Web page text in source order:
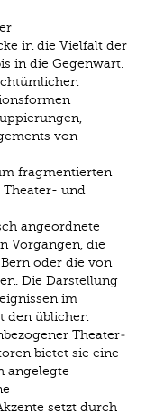
in die Vielfalt der
in die Gegenwart.
von
fragmentierten
Theater- und
angeordnete
Vorgängen, die
oder die von
Die Darstellung
im
den üblichen
Theater­
bietet sie eine
angelegte
setzt durch